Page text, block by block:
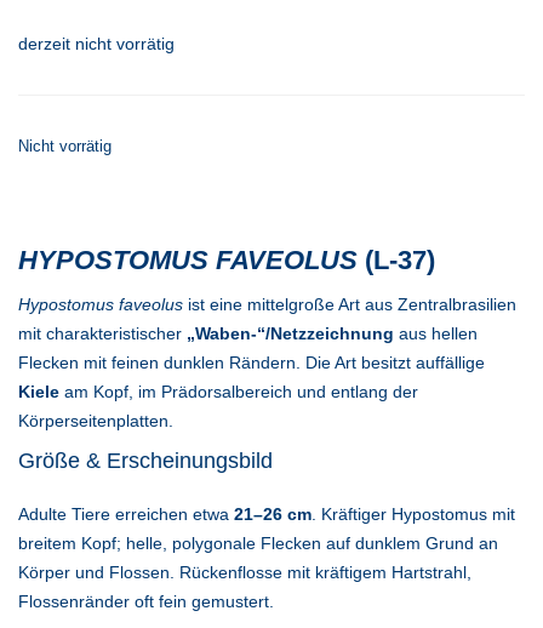
derzeit nicht vorrätig
Nicht vorrätig
HYPOSTOMUS FAVEOLUS (L-37)
Hypostomus faveolus ist eine mittelgroße Art aus Zentralbrasilien
mit charakteristischer „Waben-“/Netzzeichnung aus hellen
Flecken mit feinen dunklen Rändern. Die Art besitzt auffällige
Kiele am Kopf, im Prädorsalbereich und entlang der
Körperseitenplatten.
Größe & Erscheinungsbild
Adulte Tiere erreichen etwa 21–26 cm . Kräftiger Hypostomus mit
breitem Kopf; helle, polygonale Flecken auf dunklem Grund an
Körper und Flossen. Rückenflosse mit kräftigem Hartstrahl,
Flossenränder oft fein gemustert.